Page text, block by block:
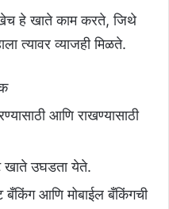
हे खाते काम करते, जिथे
त्यावर व्याजही मिळते.
आणि राखण्यासाठी
खाते उघडता येते.
आणि मोबाईल बँकिंगची